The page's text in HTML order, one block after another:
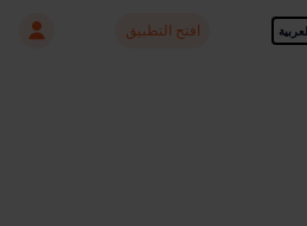
العربية افتح التطبيق